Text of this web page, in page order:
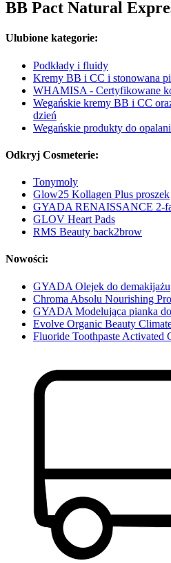
BB Pact Natural
Ulubione kategorie:
Podkłady i fluidy
Kremy BB i CC i stonowana
WHAMISA - Certyfikowane
Wegańskie kremy BB i CC
dzień
Wegańskie produkty do
Odkryj Cosmeterie:
Tonymoly
Glow25 Kollagen Plus proszek
GYADA RENAISSANCE 2-
GLOV Heart Pads
RMS Beauty back2brow
Nowości:
GYADA Olejek do demakijażu
Chroma Absolu Nourishing
GYADA Modelująca pianka
Evolve Organic Beauty
Fluoride Toothpaste Activated